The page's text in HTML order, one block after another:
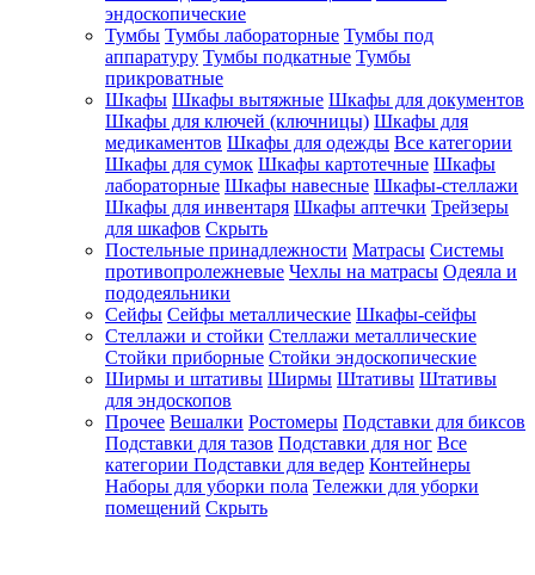
эндоскопические
Тумбы Тумбы лабораторные Тумбы под
аппаратуру Тумбы подкатные Тумбы
прикроватные
Шкафы Шкафы вытяжные Шкафы для документов
Шкафы для ключей (ключницы) Шкафы для
медикаментов Шкафы для одежды Все категории
Шкафы для сумок Шкафы картотечные Шкафы
лабораторные Шкафы навесные Шкафы-стеллажи
Шкафы для инвентаря Шкафы аптечки Трейзеры
для шкафов Скрыть
Постельные принадлежности Матрасы Системы
противопролежневые Чехлы на матрасы Одеяла и
пододеяльники
Сейфы Сейфы металлические Шкафы-сейфы
Стеллажи и стойки Стеллажи металлические
Стойки приборные Стойки эндоскопические
Ширмы и штативы Ширмы Штативы Штативы
для эндоскопов
Прочее Вешалки Ростомеры Подставки для биксов
Подставки для тазов Подставки для ног Все
категории Подставки для ведер Контейнеры
Наборы для уборки пола Тележки для уборки
помещений Скрыть